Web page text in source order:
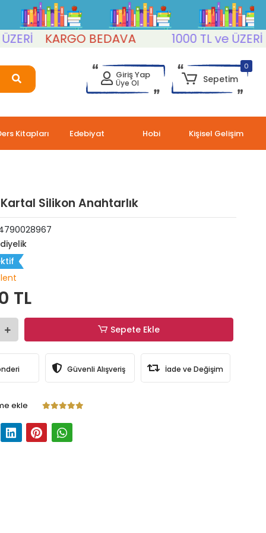
KARGO BEDAVA 1000 TL ve ÜZERİ
Giriş Yap
Üye Ol
0
Sepetim
Kitapları Edebiyat Hobi Kişisel Gelişim
Silikon Anahtarlık
TL
Sepete Ekle
Güvenli Alışveriş İade ve Değişim
ekle